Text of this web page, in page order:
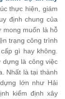
thực hiện, giám
định chung của
mong muốn là hỗ
trạng công trình
gì hay không.
dựng là công việc
Nhất là tại thành
lớn như Hải
kiểm định xây